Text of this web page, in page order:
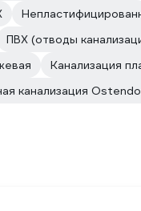
ПВХ (отводы
Канализация
канализация